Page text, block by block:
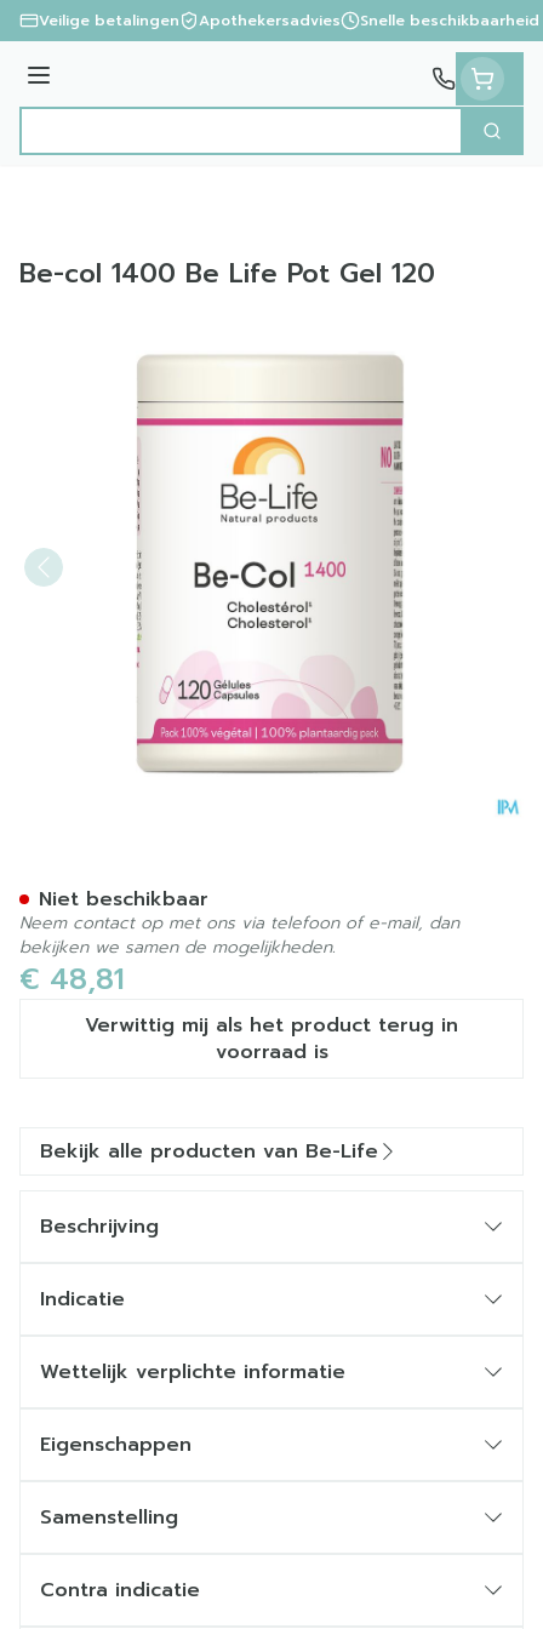
Ga naar de inhoud
Veilige betalingen Apothekersadvies Snelle beschikbaarheid
Menu
Zoek
Be-col 1400 Be Life Pot Gel 120
€ 48,81
Verwittig mij als het product terug in
voorraad is
Niet beschikbaar
Neem contact op met ons via telefoon of e-mail, dan
bekijken we samen de mogelijkheden.
Bekijk alle producten van Be-Life
Beschrijving
Indicatie
Wettelijk verplichte informatie
Eigenschappen
Samenstelling
Contra indicatie